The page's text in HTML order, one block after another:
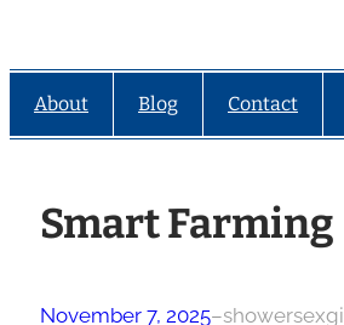
About Blog Contact
Smart Farming
November 7, 2025–